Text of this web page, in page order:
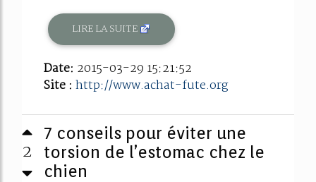
LIRE LA SUITE
Date: 2015-03-29 15:21:52
Site : http://www.achat-fute.org
2
7 conseils pour éviter une
torsion de l’estomac chez le
chien